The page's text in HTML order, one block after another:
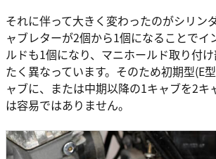
それに伴って大きく変わったのがシリン
ャブレターが2個から1個になることでイ
ルドも1個になり、マニホールド取り付
たく異なっています。そのため初期型(E
ャブに、または中期以降の1キャブを2キ
は容易ではありません。